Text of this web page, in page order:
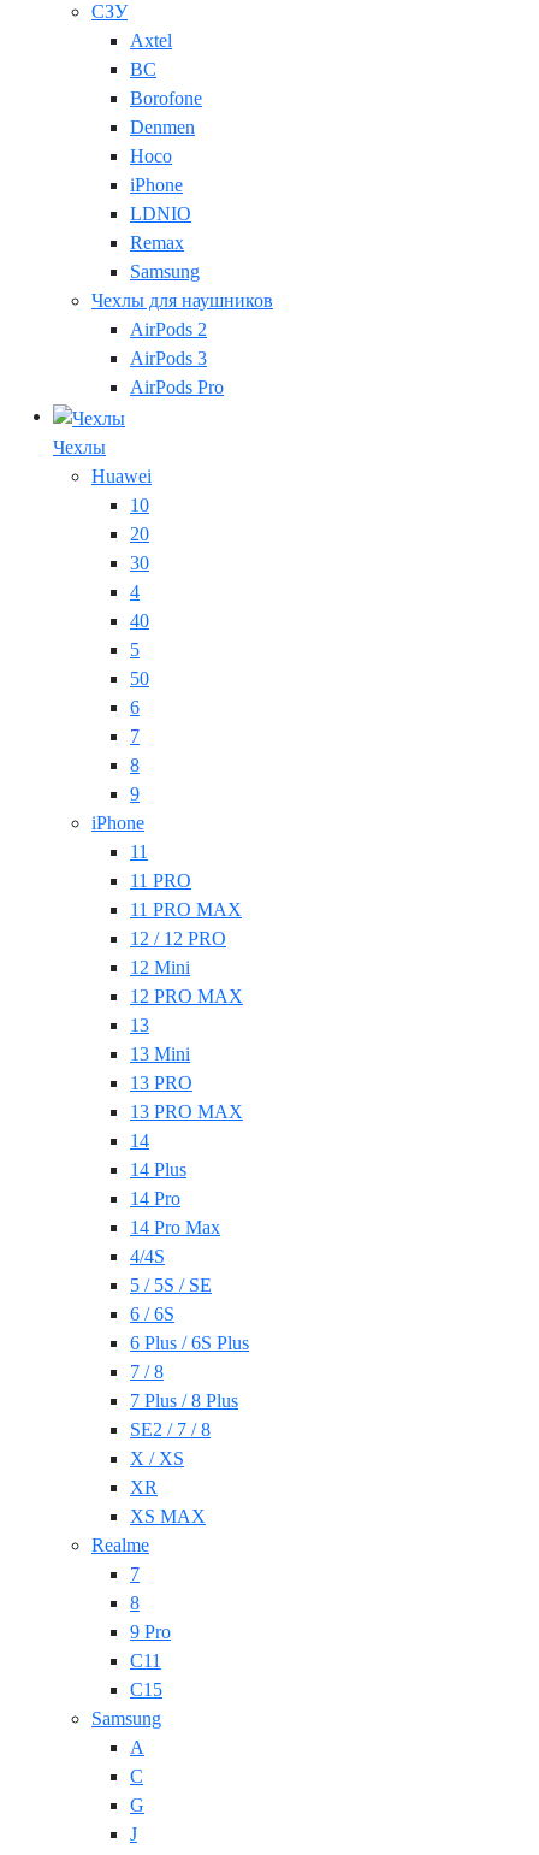
СЗУ
Axtel
BC
Borofone
Denmen
Hoco
iPhone
LDNIO
Remax
Samsung
Чехлы для наушников
AirPods 2
AirPods 3
AirPods Pro
Чехлы
Huawei
10
20
30
4
40
5
50
6
7
8
9
iPhone
11
11 PRO
11 PRO MAX
12 / 12 PRO
12 Mini
12 PRO MAX
13
13 Mini
13 PRO
13 PRO MAX
14
14 Plus
14 Pro
14 Pro Max
4/4S
5 / 5S / SE
6 / 6S
6 Plus / 6S Plus
7 / 8
7 Plus / 8 Plus
SE2 / 7 / 8
X / XS
XR
XS MAX
Realme
7
8
9 Pro
C11
C15
Samsung
A
C
G
J